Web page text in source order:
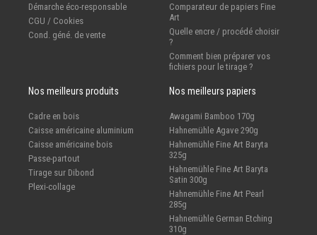
Démarche éco-responsable
CGU / Cookies
Cond. géné. de vente
Comparateur de papiers Fine
Art
Quelle encre / procédé choisir
?
Comment bien préparer vos
fichiers pour le tirage ?
Nos meilleurs produits
Cadre en bois
Caisse américaine aluminium
Caisse américaine bois
Passe-partout
Tirage sur Dibond
Plexi-collage
Nos meilleurs papiers
Awagami Bamboo 170g
Hahnemühle Agave 290g
Hahnemühle Fine Art Baryta
325g
Hahnemühle Fine Art Baryta
Satin 300g
Hahnemühle Fine Art Pearl
285g
Hahnemühle German Etching
310g